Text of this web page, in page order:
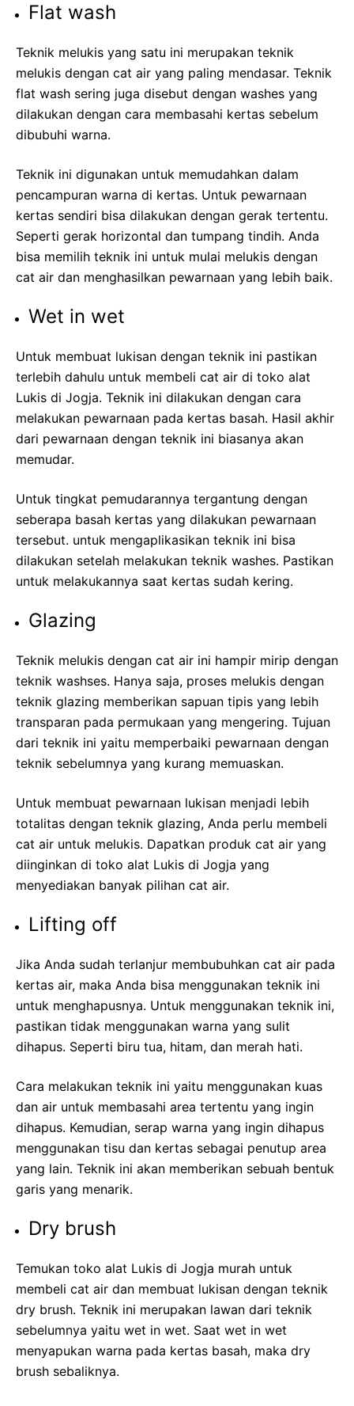
Flat wash
Teknik melukis yang satu ini merupakan teknik
melukis dengan cat air yang paling mendasar. Teknik
flat wash sering juga disebut dengan washes yang
dilakukan dengan cara membasahi kertas sebelum
dibubuhi warna.
Teknik ini digunakan untuk memudahkan dalam
pencampuran warna di kertas. Untuk pewarnaan
kertas sendiri bisa dilakukan dengan gerak tertentu.
Seperti gerak horizontal dan tumpang tindih. Anda
bisa memilih teknik ini untuk mulai melukis dengan
cat air dan menghasilkan pewarnaan yang lebih baik.
Wet in wet
Untuk membuat lukisan dengan teknik ini pastikan
terlebih dahulu untuk membeli cat air di toko alat
Lukis di Jogja. Teknik ini dilakukan dengan cara
melakukan pewarnaan pada kertas basah. Hasil akhir
dari pewarnaan dengan teknik ini biasanya akan
memudar.
Untuk tingkat pemudarannya tergantung dengan
seberapa basah kertas yang dilakukan pewarnaan
tersebut. untuk mengaplikasikan teknik ini bisa
dilakukan setelah melakukan teknik washes. Pastikan
untuk melakukannya saat kertas sudah kering.
Glazing
Teknik melukis dengan cat air ini hampir mirip dengan
teknik washses. Hanya saja, proses melukis dengan
teknik glazing memberikan sapuan tipis yang lebih
transparan pada permukaan yang mengering. Tujuan
dari teknik ini yaitu memperbaiki pewarnaan dengan
teknik sebelumnya yang kurang memuaskan.
Untuk membuat pewarnaan lukisan menjadi lebih
totalitas dengan teknik glazing, Anda perlu membeli
cat air untuk melukis. Dapatkan produk cat air yang
diinginkan di toko alat Lukis di Jogja yang
menyediakan banyak pilihan cat air.
Lifting off
Jika Anda sudah terlanjur membubuhkan cat air pada
kertas air, maka Anda bisa menggunakan teknik ini
untuk menghapusnya. Untuk menggunakan teknik ini,
pastikan tidak menggunakan warna yang sulit
dihapus. Seperti biru tua, hitam, dan merah hati.
Cara melakukan teknik ini yaitu menggunakan kuas
dan air untuk membasahi area tertentu yang ingin
dihapus. Kemudian, serap warna yang ingin dihapus
menggunakan tisu dan kertas sebagai penutup area
yang lain. Teknik ini akan memberikan sebuah bentuk
garis yang menarik.
Dry brush
Temukan toko alat Lukis di Jogja murah untuk
membeli cat air dan membuat lukisan dengan teknik
dry brush. Teknik ini merupakan lawan dari teknik
sebelumnya yaitu wet in wet. Saat wet in wet
menyapukan warna pada kertas basah, maka dry
brush sebaliknya.